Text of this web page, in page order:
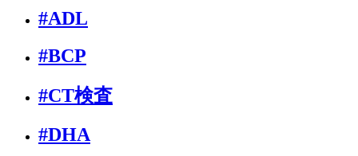
#ADL
#BCP
#CT検査
#DHA